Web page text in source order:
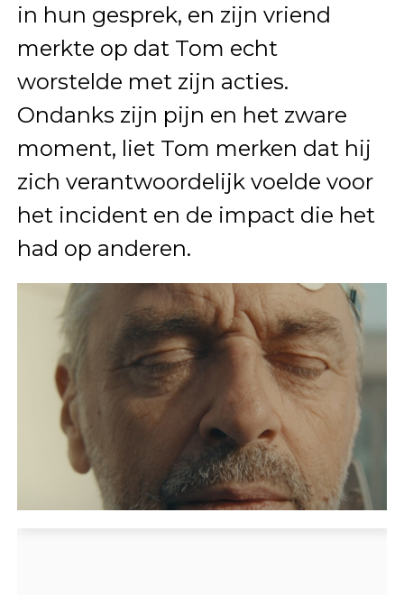
in hun gesprek, en zijn vriend
merkte op dat Tom echt
worstelde met zijn acties.
Ondanks zijn pijn en het zware
moment, liet Tom merken dat hij
zich verantwoordelijk voelde voor
het incident en de impact die het
had op anderen.